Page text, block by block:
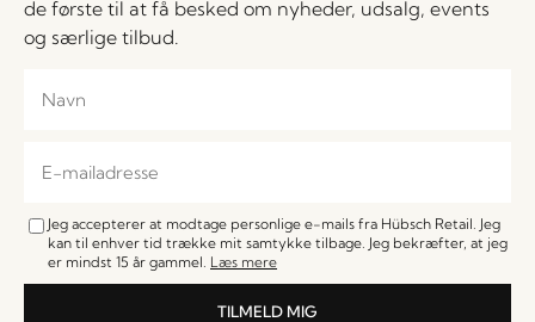
de første til at få besked om nyheder, udsalg, events
og særlige tilbud.
Jeg accepterer at modtage personlige e-mails fra Hübsch Retail. Jeg
kan til enhver tid trække mit samtykke tilbage. Jeg bekræfter, at jeg
er mindst 15 år gammel. Læs mere
TILMELD MIG